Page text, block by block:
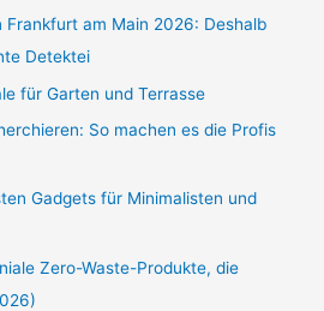
am Main 2026: Deshalb
Detektei
für Garten und Terrasse
So machen es die Profis
Gadgets für Minimalisten und
Zero-Waste-Produkte, die